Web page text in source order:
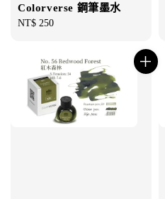
Colorverse 鋼筆墨水
Regular
NT$ 250